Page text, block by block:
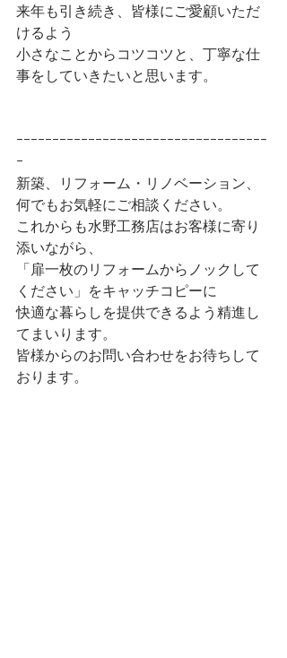
来年も引き続き、皆様にご愛顧いただ
けるよう
小さなことからコツコツと、丁寧な仕
事をしていきたいと思います。
ｰｰｰｰｰｰｰｰｰｰｰｰｰｰｰｰｰｰｰｰｰｰｰｰｰｰｰｰｰｰｰｰｰｰｰ
ｰ
新築、リフォーム・リノベーション、
何でもお気軽にご相談ください。
これからも水野工務店はお客様に寄り
添いながら、
「扉一枚のリフォームからノックして
ください」をキャッチコピーに
快適な暮らしを提供できるよう精進し
てまいります。
皆様からのお問い合わせをお待ちして
おります。